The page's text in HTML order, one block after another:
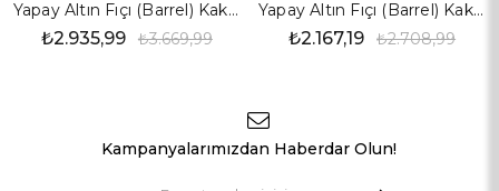
Yapay Altın Fıçı (Barrel) Kaktüs 47 cm
₺2.935,99 ₺3.669,99
Yapay Altın Fıçı (Barrel) Kaktüs 35 Cm
₺2.167,19 ₺2.708,99
Kampanyalarımızdan Haberdar Olun!